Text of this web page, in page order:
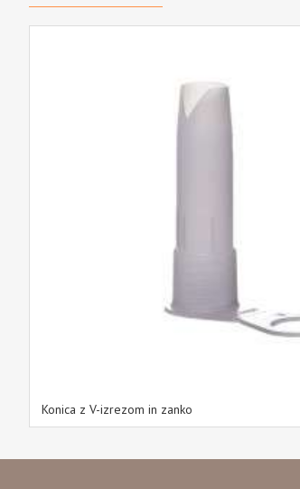
Konica z V-izrezom in zanko